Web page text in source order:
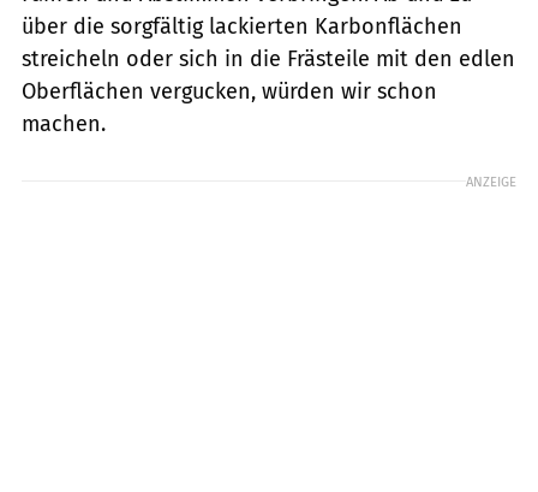
über die sorgfältig lackierten Karbonflächen
streicheln oder sich in die Frästeile mit den edlen
Oberflächen vergucken, würden wir schon
machen.
ANZEIGE